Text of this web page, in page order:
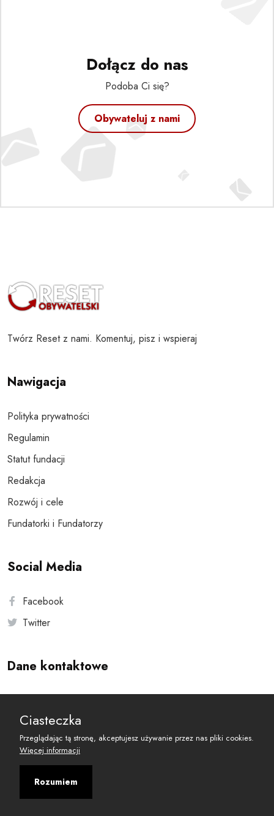
Dołącz do nas
Podoba Ci się?
Obywateluj z nami
Twórz Reset z nami. Komentuj, pisz i wspieraj
Nawigacja
Polityka prywatności
Regulamin
Statut fundacji
Redakcja
Rozwój i cele
Fundatorki i Fundatorzy
Social Media
Facebook
Twitter
Dane kontaktowe
reset@resetobywatelski.pl
Ciasteczka
Przeglądając tą stronę, akceptujesz używanie przez nas pliki cookies.
Więcej informacji
Rozumiem